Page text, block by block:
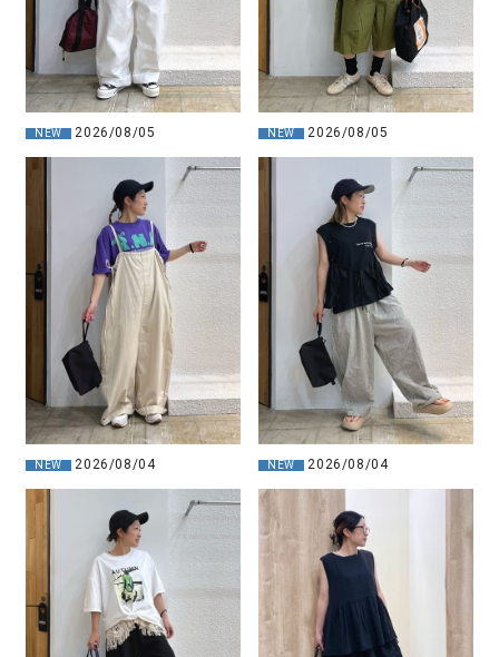
NEW 2026/08/05 NEW 2026/08/05
NEW 2026/08/04 NEW 2026/08/04